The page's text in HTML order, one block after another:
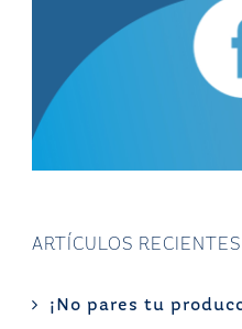
ARTÍCULOS RECIENTES
¡No pares tu